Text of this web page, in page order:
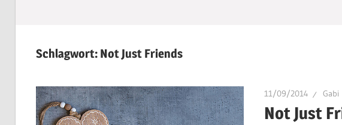
Schlagwort: Not Just Friends
11/09/2014 Gabi
Not Just